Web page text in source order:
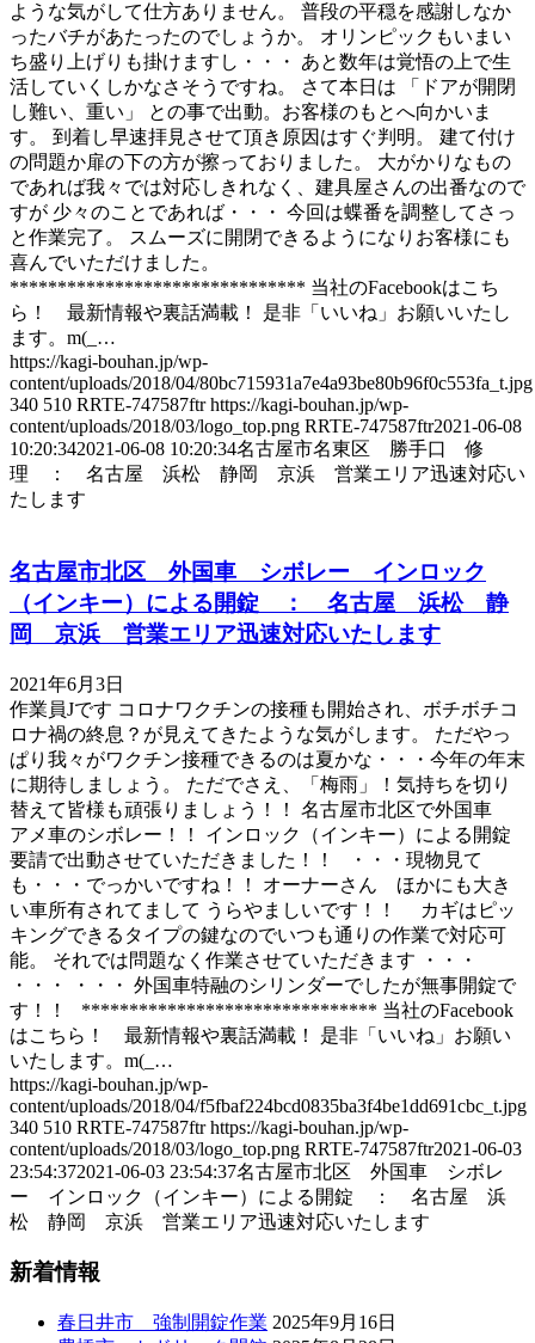
ような気がして仕方ありません。 普段の平穏を感謝しなか
ったバチがあたったのでしょうか。 オリンピックもいまい
ち盛り上げりも掛けますし・・・ あと数年は覚悟の上で生
活していくしかなさそうですね。 さて本日は 「ドアが開閉
し難い、重い」 との事で出動。お客様のもとへ向かいま
す。 到着し早速拝見させて頂き原因はすぐ判明。 建て付け
の問題か扉の下の方が擦っておりました。 大がかりなもの
であれば我々では対応しきれなく、建具屋さんの出番なので
すが 少々のことであれば・・・ 今回は蝶番を調整してさっ
と作業完了。 スムーズに開閉できるようになりお客様にも
喜んでいただけました。
******************************* 当社のFacebookはこち
ら！ 最新情報や裏話満載！ 是非「いいね」お願いいたし
ます。m(_…
https://kagi-bouhan.jp/wp-
content/uploads/2018/04/80bc715931a7e4a93be80b96f0c553fa_t.jpg
340 510 RRTE-747587ftr https://kagi-bouhan.jp/wp-
content/uploads/2018/03/logo_top.png RRTE-747587ftr2021-06-08
10:20:342021-06-08 10:20:34名古屋市名東区 勝手口 修
理 ： 名古屋 浜松 静岡 京浜 営業エリア迅速対応い
たします
名古屋市北区 外国車 シボレー インロック
（インキー）による開錠 ： 名古屋 浜松 静
岡 京浜 営業エリア迅速対応いたします
2021年6月3日
作業員Jです コロナワクチンの接種も開始され、ボチボチコ
ロナ禍の終息？が見えてきたような気がします。 ただやっ
ぱり我々がワクチン接種できるのは夏かな・・・今年の年末
に期待しましょう。 ただでさえ、「梅雨」！気持ちを切り
替えて皆様も頑張りましょう！！ 名古屋市北区で外国車
アメ車のシボレー！！ インロック（インキー）による開錠
要請で出動させていただきました！！ ・・・現物見て
も・・・でっかいですね！！ オーナーさん ほかにも大き
い車所有されてまして うらやましいです！！ カギはピッ
キングできるタイプの鍵なのでいつも通りの作業で対応可
能。 それでは問題なく作業させていただきます ・・・
・・・ ・・・ 外国車特融のシリンダーでしたが無事開錠で
す！！ ******************************* 当社のFacebook
はこちら！ 最新情報や裏話満載！ 是非「いいね」お願い
いたします。m(_…
https://kagi-bouhan.jp/wp-
content/uploads/2018/04/f5fbaf224bcd0835ba3f4be1dd691cbc_t.jpg
340 510 RRTE-747587ftr https://kagi-bouhan.jp/wp-
content/uploads/2018/03/logo_top.png RRTE-747587ftr2021-06-03
23:54:372021-06-03 23:54:37名古屋市北区 外国車 シボレ
ー インロック（インキー）による開錠 ： 名古屋 浜
松 静岡 京浜 営業エリア迅速対応いたします
新着情報
春日井市 強制開錠作業 2025年9月16日